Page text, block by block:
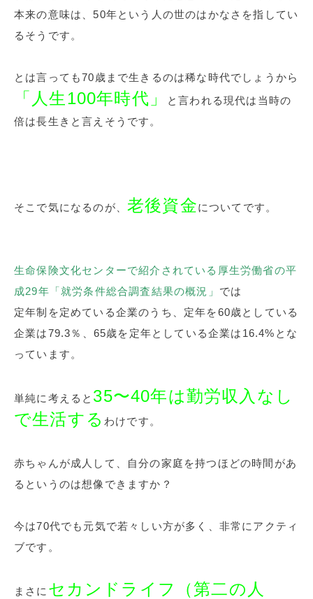
本来の意味は、50年という人の世のはかなさを指してい
るそうです。
とは言っても70歳まで生きるのは稀な時代でしょうから
「人生100年時代」
と言われる現代は当時の
倍は長生きと言えそうです。
そこで気になるのが、 老後資金についてです。
生命保険文化センターで紹介されている厚生労働省の平
成29年「就労条件総合調査結果の概況」 では
定年制を定めている企業のうち、定年を60歳としている
企業は79.3％、65歳を定年としている企業は16.4%とな
っています。
単純に考えると 35〜40年は勤労収入なし
で生活する わけです。
赤ちゃんが成人して、自分の家庭を持つほどの時間があ
るというのは想像できますか？
今は70代でも元気で若々しい方が多く、非常にアクティ
ブです。
まさに セカンドライフ（第二の人